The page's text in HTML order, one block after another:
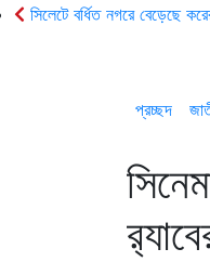
সিলেটে বর্ধিত নগরে বেড়েছে
প্রচ্ছদ